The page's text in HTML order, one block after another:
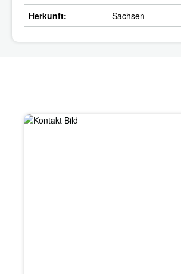
Herkunft: Sachsen